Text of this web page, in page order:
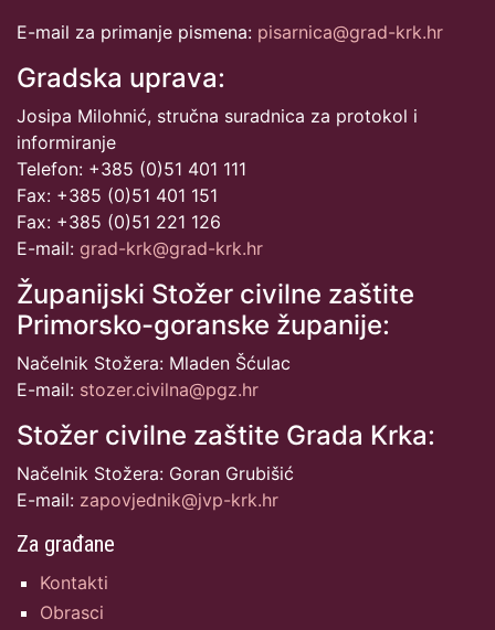
E-mail za primanje pismena: pisarnica@grad-krk.hr
Gradska uprava:
Josipa Milohnić, stručna suradnica za protokol i
informiranje
Telefon: +385 (0)51 401 111
Fax: +385 (0)51 401 151
Fax: +385 (0)51 221 126
E-mail: grad-krk@grad-krk.hr
Županijski Stožer civilne zaštite
Primorsko-goranske županije:
Načelnik Stožera: Mladen Šćulac
E-mail: stozer.civilna@pgz.hr
Stožer civilne zaštite Grada Krka:
Načelnik Stožera: Goran Grubišić
E-mail: zapovjednik@jvp-krk.hr
Za građane
Kontakti
Obrasci